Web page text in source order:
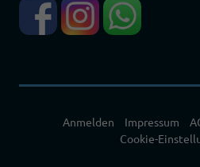
Anmelden Impressum
Cookie-